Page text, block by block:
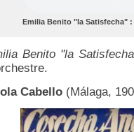
Emilia Benito "la Satisfecha"
Benito "la
Cabello (Málaga,